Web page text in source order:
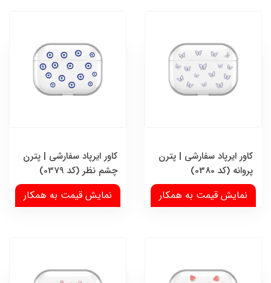
کاور ایرپاد سفارشی | پترن
پروانه (کد 0380)
نمایش قیمت به همکار
کاور ایرپاد سفارشی | پترن
چشم نظر (کد 0379)
نمایش قیمت به همکار